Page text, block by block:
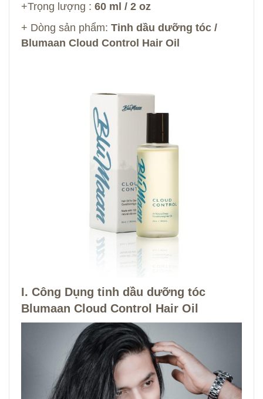
+Trọng lượng : 60 ml / 2 oz
+ Dòng sản phẩm: Tinh dầu dưỡng tóc /
Blumaan Cloud Control Hair Oil
I. Công Dụng tinh dầu dưỡng tóc
Blumaan Cloud Control Hair Oil